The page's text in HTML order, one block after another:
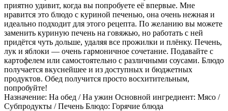
приятно удивит, когда вы попробуете её впервые. Мне
нравится это блюдо с куриной печенью, она очень нежная и
идеально подходит для этого рецепта. По желанию вы можете
заменить куриную печень на говяжью, но работать с ней
придётся чуть дольше, удаляя все прожилки и плёнку. Печень,
лук и яблоки — очень гармоничное сочетание. Подавайте с
картофелем или самостоятельно с различными соусами. Блюдо
получается вкуснейшее и из доступных и бюджетных
продуктов. Обед получится просто восхитительным,
попробуйте!
Назначение: На обед / На ужин Основной ингредиент: Мясо /
Субпродукты / Печень Блюдо: Горячие блюда